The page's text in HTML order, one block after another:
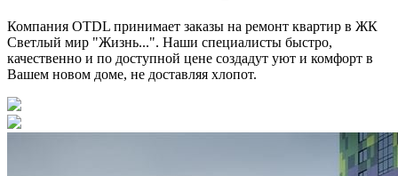
Компания OTDL принимает заказы на ремонт квартир в ЖК
Светлый мир "Жизнь...". Наши специалисты быстро,
качественно и по доступной цене создадут уют и комфорт в
Вашем новом доме, не доставляя хлопот.